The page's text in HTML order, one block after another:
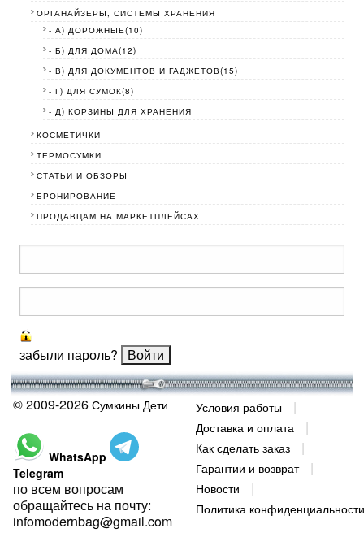
ОРГАНАЙЗЕРЫ, СИСТЕМЫ ХРАНЕНИЯ
- А) ДОРОЖНЫЕ(10)
- Б) ДЛЯ ДОМА(12)
- В) ДЛЯ ДОКУМЕНТОВ И ГАДЖЕТОВ(15)
- Г) ДЛЯ СУМОК(8)
- Д) КОРЗИНЫ ДЛЯ ХРАНЕНИЯ
КОСМЕТИЧКИ
ТЕРМОСУМКИ
СТАТЬИ И ОБЗОРЫ
БРОНИРОВАНИЕ
ПРОДАВЦАМ НА МАРКЕТПЛЕЙСАХ
забыли пароль?
© 2009-2026 Сумкины Дети
WhatsApp
Telegram
по всем вопросам
обращайтесь на почту:
infomodernbag@gmail.com
Условия работы
Доставка и оплата
Как сделать заказ
Гарантии и возврат
Новости
Политика конфиденциальности